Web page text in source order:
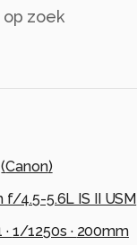
zoek
(Canon)
f/4.5-5.6L IS II USM
1/1250s · 200mm